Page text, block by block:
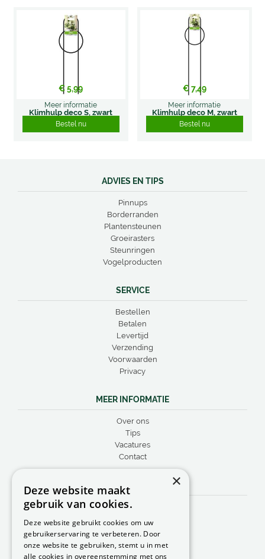
Klimhulp deco S, zwart
€5,99
Meer informatie
Bestel nu
Klimhulp deco M, zwart
€ 7,49
Meer informatie
Bestel nu
ADVIES EN TIPS
Pinnups
Borderranden
Plantensteunen
Groeirasters
Steunringen
Vogelproducten
SERVICE
Bestellen
Betalen
Levertijd
Verzending
Voorwaarden
Privacy
MEER INFORMATIE
Over ons
Tips
Vacatures
Contact
CONTACT
Peacock Garden Supports
Industrieweg 22
5688 DP Oirschot
Nederland
×
Deze website maakt
gebruik van cookies.
Deze website gebruikt cookies om uw
gebruikerservaring te verbeteren. Door
onze website te gebruiken, stemt u in met
alle cookies in overeenstemming met ons